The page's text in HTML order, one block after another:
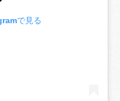
で見る